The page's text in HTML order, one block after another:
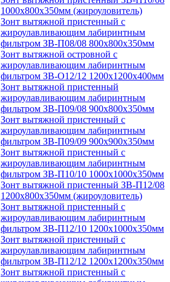
1000х800х350мм (жироуловитель)
Зонт вытяжной пристенный с
жироулавливающим лабиринтным
фильтром ЗВ-П08/08 800х800х350мм
Зонт вытяжной островной с
жироулавливающим лабиринтным
фильтром ЗВ-О12/12 1200х1200х400мм
Зонт вытяжной пристенный
жироулавливающим лабиринтным
фильтром ЗВ-П09/08 900х800х350мм
Зонт вытяжной пристенный с
жироулавливающим лабиринтным
фильтром ЗВ-П09/09 900х900х350мм
Зонт вытяжной пристенный с
жироулавливающим лабиринтным
фильтром ЗВ-П10/10 1000х1000х350мм
Зонт вытяжной пристенный ЗВ-П12/08
1200х800х350мм (жироуловитель)
Зонт вытяжной пристенный с
жироулавливающим лабиринтным
фильтром ЗВ-П12/10 1200х1000х350мм
Зонт вытяжной пристенный с
жироулавливающим лабиринтным
фильтром ЗВ-П12/12 1200х1200х350мм
Зонт вытяжной пристенный с